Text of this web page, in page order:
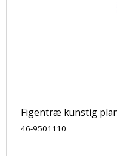
Figentræ kunstig
46-9501110